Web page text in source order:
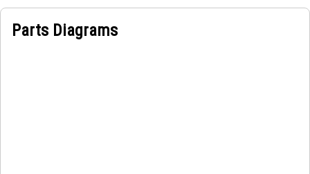
Parts Diagrams